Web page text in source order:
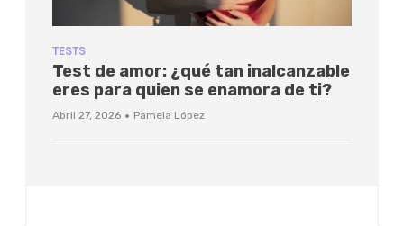
TESTS
Test de amor: ¿qué tan inalcanzable
eres para quien se enamora de ti?
Abril 27, 2026 · Pamela López